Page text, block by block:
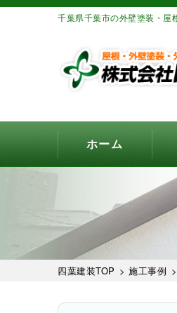
千葉県千葉市の外壁塗装・屋
ホーム
四葉建装TOP > 施工事例 >